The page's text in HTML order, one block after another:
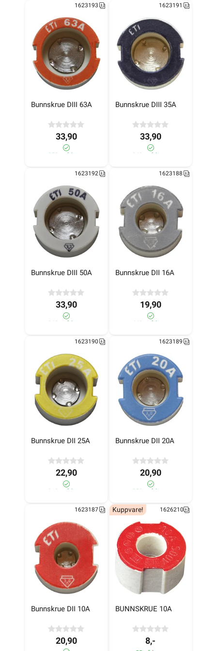
Bunnskrue DIII 63A
1623193
33,90
350+ på lager
Bunnskrue DIII 35A
1623191
33,90
340+ på lager
Bunnskrue DIII 50A
1623192
33,90
340+ på lager
Bunnskrue DII 16A
1623188
19,90
440+ på lager
Bunnskrue DII 25A
1623190
22,90
310+ på lager
Bunnskrue DII 20A
1623189
20,90
250+ på lager
Bunnskrue DII 10A
1623187
20,90
BUNNSKRUE 10A
Kuppvare! 1626210
8,-